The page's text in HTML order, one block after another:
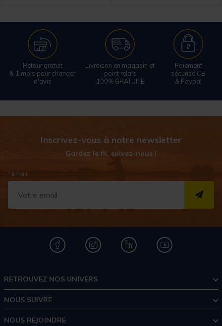
Retour gratuit
& 1 mois pour changer
d'avis
Livraison en magasin et
point relais
100% GRATUITE
Paiement
sécurisé CB
& Paypal
Inscrivez-vous à notre newsletter
Gardez le fil, suivez-nous !
* Email
RETROUVEZ NOS UNIVERS
NOUS SUIVRE
NOUS REJOINDRE